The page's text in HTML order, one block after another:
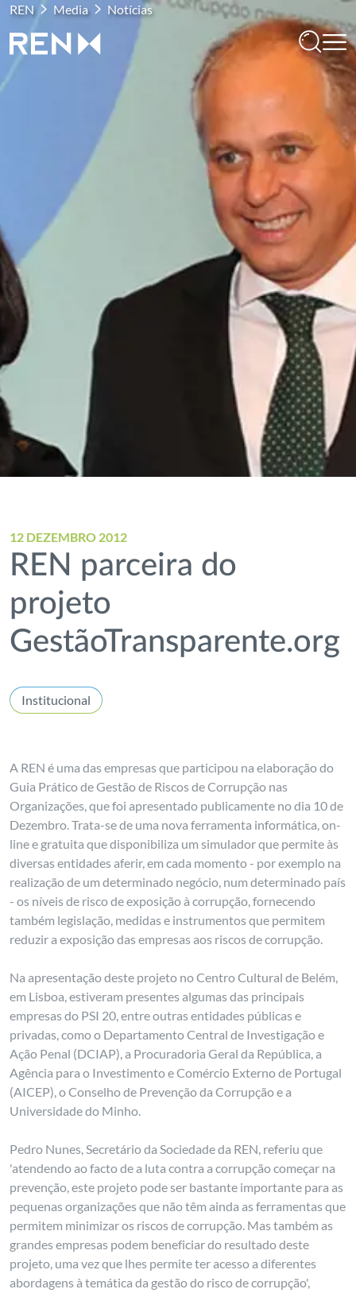
REN Media Notícias
12 DEZEMBRO 2012
REN parceira do
projeto
GestãoTransparente.org
Institucional
A REN é uma das empresas que participou na elaboração do
Guia Prático de Gestão de Riscos de Corrupção nas
Organizações, que foi apresentado publicamente no dia 10 de
Dezembro. Trata-se de uma nova ferramenta informática, on-
line e gratuita que disponibiliza um simulador que permite às
diversas entidades aferir, em cada momento - por exemplo na
realização de um determinado negócio, num determinado país
- os níveis de risco de exposição à corrupção, fornecendo
também legislação, medidas e instrumentos que permitem
reduzir a exposição das empresas aos riscos de corrupção.
Na apresentação deste projeto no Centro Cultural de Belém,
em Lisboa, estiveram presentes algumas das principais
empresas do PSI 20, entre outras entidades públicas e
privadas, como o Departamento Central de Investigação e
Ação Penal (DCIAP), a Procuradoria Geral da República, a
Agência para o Investimento e Comércio Externo de Portugal
(AICEP), o Conselho de Prevenção da Corrupção e a
Universidade do Minho.
Pedro Nunes, Secretário da Sociedade da REN, referiu que
'atendendo ao facto de a luta contra a corrupção começar na
prevenção, este projeto pode ser bastante importante para as
pequenas organizações que não têm ainda as ferramentas que
permitem minimizar os riscos de corrupção. Mas também as
grandes empresas podem beneficiar do resultado deste
projeto, uma vez que lhes permite ter acesso a diferentes
abordagens à temática da gestão do risco de corrupção',